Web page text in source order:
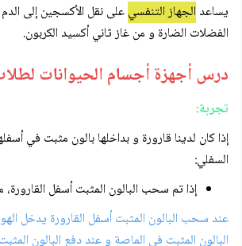
يساعد الجهاز التنفسيعلى نقل الأكسجين إلى
الفضلات الضارة و من غاز ثاني أكسيد الكربون.
درس أجهزة أجسام الحيوانات
تجربة:
إذا كان لدينا قارورة و بداخلها بالون مثبت في
السفلي:
إذا تم سحب البالون المثبت أسفل
عند سحب البالون المثبت أسفل القارورة يدخل
البالون المثبت في الماصة و عند دفع البالون